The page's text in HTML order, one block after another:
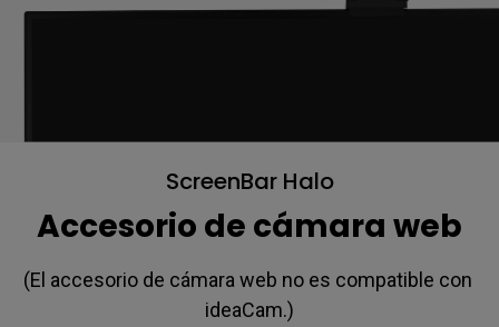
ScreenBar Halo
Accesorio de cámara web
(El accesorio de cámara web no es compatible con
ideaCam.)